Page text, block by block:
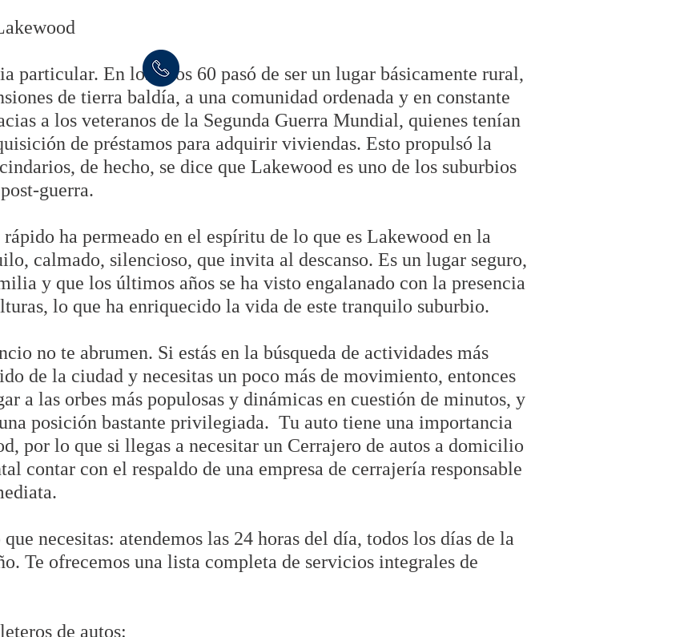
particular. En los años 60 pasó de ser un lugar básicamente rural,
de tierra baldía, a una comunidad ordenada y en constante
a los veteranos de la Segunda Guerra Mundial, quienes tenían
de préstamos para adquirir viviendas. Esto propulsó la
de hecho, se dice que Lakewood es uno de los suburbios
guerra.
ha permeado en el espíritu de lo que es Lakewood en la
calmado, silencioso, que invita al descanso. Es un lugar seguro,
y que los últimos años se ha visto engalanado con la presencia
lo que ha enriquecido la vida de este tranquilo suburbio.
no te abrumen. Si estás en la búsqueda de actividades más
de la ciudad y necesitas un poco más de movimiento, entonces
a las orbes más populosas y dinámicas en cuestión de minutos, y
posición bastante privilegiada. Tu auto tiene una importancia
por lo que si llegas a necesitar un Cerrajero de autos a domicilio
contar con el respaldo de una empresa de cerrajería responsable
necesitas: atendemos las 24 horas del día, todos los días de la
Te ofrecemos una lista completa de servicios integrales de
de autos: